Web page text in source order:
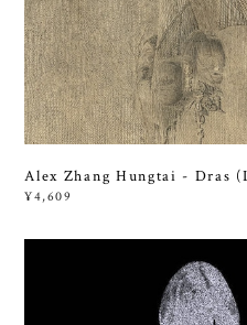
Alex Zhang Hungtai - Dras
¥4,609